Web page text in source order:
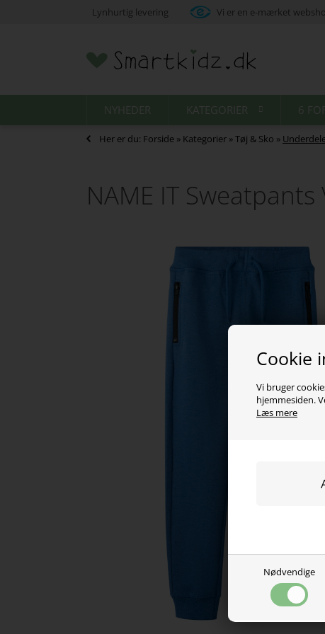
Cookie
Vi bruger
hjemmesiden.
Læs mere
Nødvendige
Lynhurtig levering Vi er en e-mærket
NYHEDER KATEGORIER 6
Her er du: Forside » Kategorier »Tøj & Sko »
NAME IT